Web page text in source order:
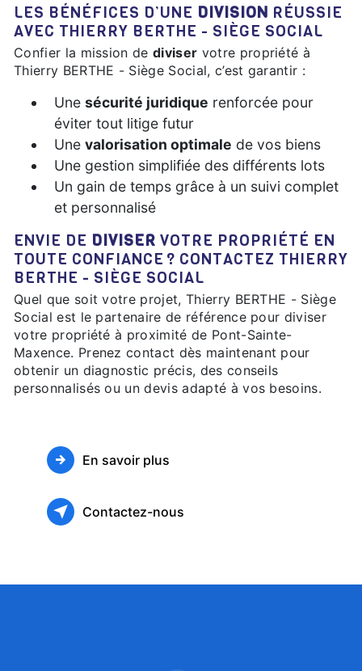
LES BÉNÉFICES D’UNE DIVISION RÉUSSIE
AVEC THIERRY BERTHE - SIÈGE SOCIAL
Confier la mission dediviser votre propriété à
Thierry BERTHE - Siège Social, c’est garantir :
Une sécurité juridique renforcée pour
éviter tout litige futur
Une valorisation optimale de vos biens
Une gestion simplifiée des différents lots
Un gain de temps grâce à un suivi complet
et personnalisé
ENVIE DE DIVISER VOTRE PROPRIÉTÉ EN
TOUTE CONFIANCE ? CONTACTEZ THIERRY
BERTHE - SIÈGE SOCIAL
Quel que soit votre projet, Thierry BERTHE - Siège
Social est le partenaire de référence pour diviser
votre propriété à proximité de Pont-Sainte-
Maxence. Prenez contact dès maintenant pour
obtenir un diagnostic précis, des conseils
personnalisés ou un devis adapté à vos besoins.
En savoir plus
Contactez-nous